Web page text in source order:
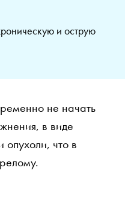
и острую
не начать
в виде
опухоли, что в